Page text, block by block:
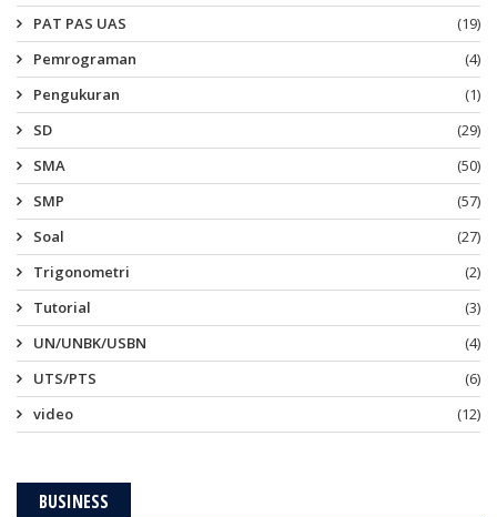
PAT PAS UAS
(19)
Pemrograman
(4)
Pengukuran
(1)
SD
(29)
SMA
(50)
SMP
(57)
Soal
(27)
Trigonometri
(2)
Tutorial
(3)
UN/UNBK/USBN
(4)
UTS/PTS
(6)
video
(12)
BUSINESS